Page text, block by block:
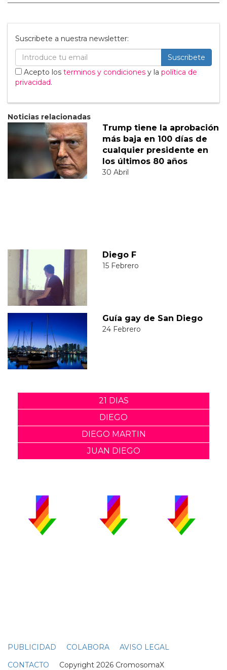
Suscribete a nuestra newsletter:
Suscribete
Acepto los terminos y condiciones y la política de
privacidad.
Noticias relacionadas
Trump tiene la aprobación
más baja en 100 días de
cualquier presidente en
los últimos 80 años
30 Abril
Diego F
15 Febrero
Guía gay de San Diego
24 Febrero
21 DIAS
DIEGO
DIEGO MARTIN
JUAN DIEGO
PUBLICIDAD COLABORA
AVISO LEGAL
CONTACTO Copyright 2026 CromosomaX